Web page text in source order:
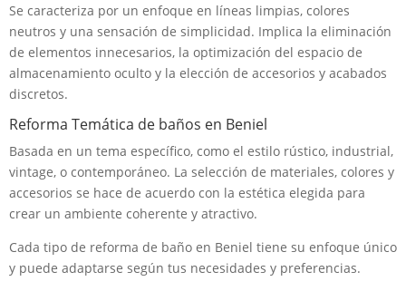
Se caracteriza por un enfoque en líneas limpias, colores
neutros y una sensación de simplicidad. Implica la eliminación
de elementos innecesarios, la optimización del espacio de
almacenamiento oculto y la elección de accesorios y acabados
discretos.
Reforma Temática de baños en Beniel
Basada en un tema específico, como el estilo rústico, industrial,
vintage, o contemporáneo. La selección de materiales, colores y
accesorios se hace de acuerdo con la estética elegida para
crear un ambiente coherente y atractivo.
Cada tipo de reforma de baño en Beniel tiene su enfoque único
y puede adaptarse según tus necesidades y preferencias.